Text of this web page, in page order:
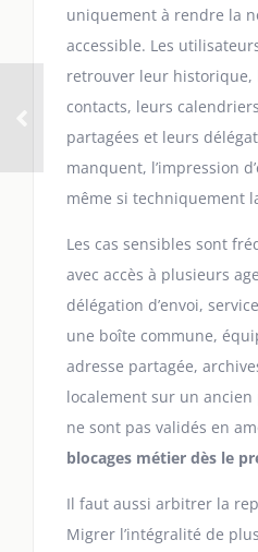
uniquement à rendre la
accessible. Les
retrouver leur historique,
contacts, leurs
partagées et leurs
manquent, l’impression
même si techniquement
Les cas sensibles sont
avec accès à plusieurs
délégation d’envoi,
une boîte commune,
adresse partagée,
localement sur un ancien
ne sont pas validés en
blocages métier dès le
Il faut aussi arbitrer la
Migrer l’intégralité de